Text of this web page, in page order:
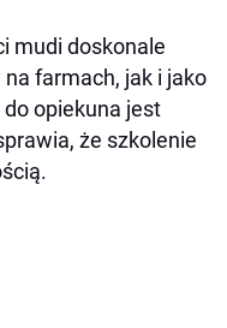
mudi doskonale
farmach, jak i jako
opiekuna jest
że szkolenie